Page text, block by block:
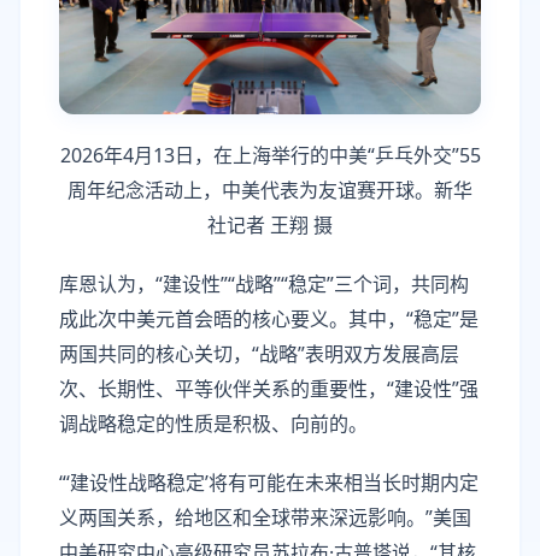
2026年4月13日，在上海举行的中美“乒乓外交”55
周年纪念活动上，中美代表为友谊赛开球。新华
社记者 王翔 摄
库恩认为，“建设性”“战略”“稳定”三个词，共同构
成此次中美元首会晤的核心要义。其中，“稳定”是
两国共同的核心关切，“战略”表明双方发展高层
次、长期性、平等伙伴关系的重要性，“建设性”强
调战略稳定的性质是积极、向前的。
“‘建设性战略稳定’将有可能在未来相当长时期内定
义两国关系，给地区和全球带来深远影响。”美国